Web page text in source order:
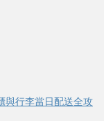
與行李當日配送全攻